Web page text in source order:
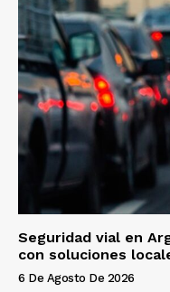
Seguridad vial en
con soluciones
6 De Agosto De 2026